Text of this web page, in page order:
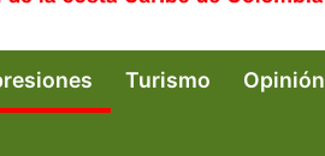
Turismo Opinión